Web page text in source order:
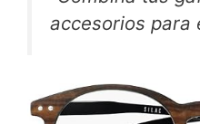
accesorios para